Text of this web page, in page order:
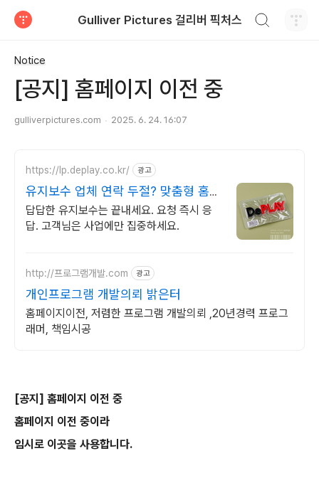
Gulliver Pictures 걸리버 픽처스
Notice
[공지] 홈페이지 이전 중
gulliverpictures.com 2025. 6. 24. 16:07
https://lp.deplay.co.kr/ 광고
유지보수 업체 연락 두절? 맞춤형 홈페
이지 유지보수
답답한 유지보수는 끝내세요. 요청 즉시 응
답. 고객님은 사업에만 집중하세요.
http://프로그램개발.com 광고
개인프로그램 개발의뢰 밝은터
홈페이지이전, 저렴한 프로그램 개발의뢰 ,20년경력 프로그
래머, 책임시공
[공지] 홈페이지 이전 중
홈페이지 이전 중이라
임시로 이곳을 사용합니다.